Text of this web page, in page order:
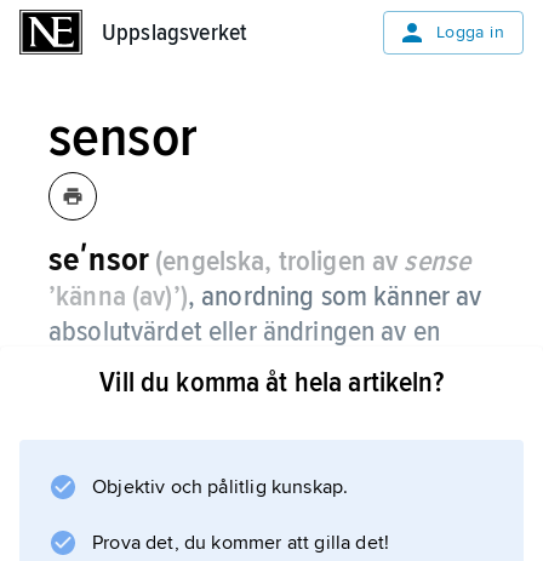
Uppslagsverket Logga in
sensor
seʹnsor (engelska, troligen av sense
’känna (av)’), anordning som känner av
absolutvärdet eller ändringen av en
fysikalisk storhet som tryck, temperatur,
flödeshastighet eller pH-värde eller
radiovågor och omvandlar
informationen till en form som lämpar
sig för ett datainsamlande system.
Vill du komma åt hela artikeln?
Objektiv och pålitlig kunskap.
Prova det, du kommer att gilla det!